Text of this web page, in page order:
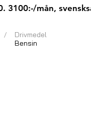
mån,
/
Drivmedel
Bensin